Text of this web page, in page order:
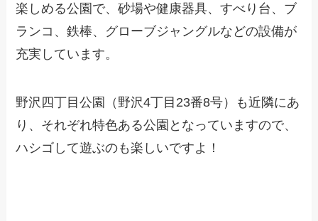
楽しめる公園で、砂場や健康器具、すべり台、ブ
ランコ、鉄棒、グローブジャングルなどの設備が
充実しています。
野沢四丁目公園（野沢4丁目23番8号）も近隣にあ
り、それぞれ特色ある公園となっていますので、
ハシゴして遊ぶのも楽しいですよ！